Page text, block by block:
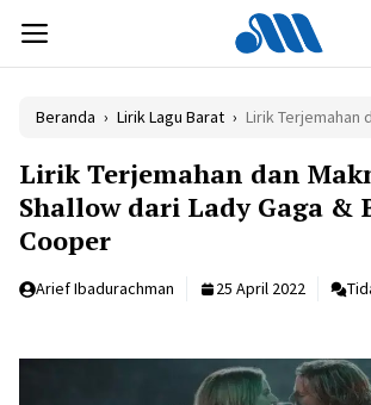
isi
MENU
Beranda › Lirik Lagu Barat › Lirik Terjemahan dan Makna Lagu
Lirik Terjemahan dan
Shallow dari Lady Gaga &
Cooper
Arief Ibadurachman 25 April 2022